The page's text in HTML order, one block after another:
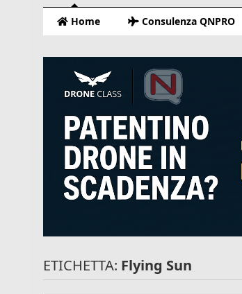
Home Consulenza QNPRO
ETICHETTA: Flying Sun